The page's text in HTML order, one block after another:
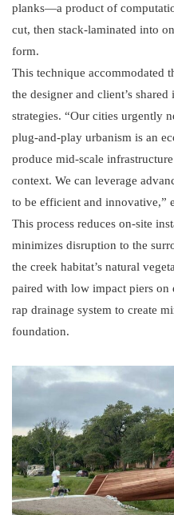
planks—a product of
cut, then stack-laminated into
form.
This technique accommodated
the designer and client’s
strategies. “Our cities urgently
plug-and-play urbanism is an
produce mid-scale
context. We can leverage
to be efficient and innovative,”
This process reduces on-site
minimizes disruption to the
the creek habitat’s natural
paired with low impact piers on
rap drainage system to create
foundation.